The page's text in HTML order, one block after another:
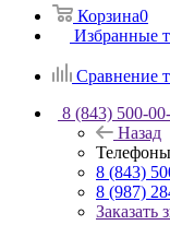
Корзина0
Избранные
Сравнение
8 (843) 500-
Назад
Телефоны
8 (843)
8 (987)
Заказать